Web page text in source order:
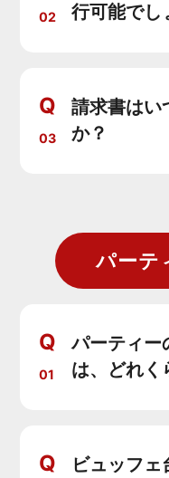
02
行可能でし
Q
03
請求書はい
か？
パーテ
Q
01
パーティー
は、どれく
Q
ビュッフェ